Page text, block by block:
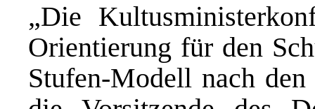
„Die
Orientierung für den
Stufen-Modell nach